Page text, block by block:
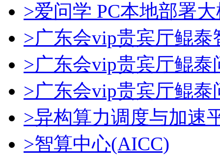
>爱问学 PC本地部署
>广东会vip贵宾厅鲲泰
>广东会vip贵宾厅鲲泰
>广东会vip贵宾厅鲲泰
>异构算力调度与加速
>智算中心(AICC)